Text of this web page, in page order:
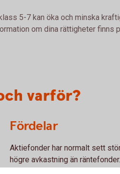
5-7 kan öka och minska
om dina rättigheter finns
varför?
Fördelar
Aktiefonder har normalt sett
högre avkastning än